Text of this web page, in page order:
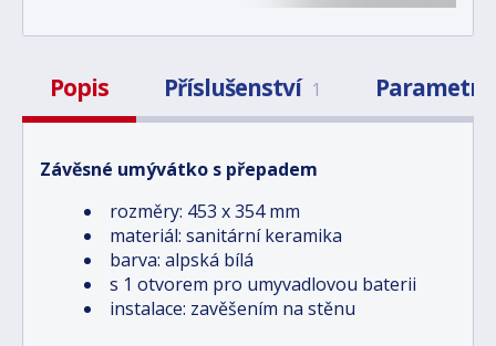
Popis Příslušenství 1 Parametry
Závěsné umývátko s přepadem
rozměry: 453 x 354 mm
materiál: sanitární keramika
barva: alpská bílá
s 1 otvorem pro umyvadlovou baterii
instalace: zavěšením na stěnu